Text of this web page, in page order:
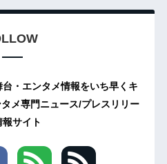
・エンタメ情報をいち早くキ
メ専門ニュース/プレスリリー
報サイト